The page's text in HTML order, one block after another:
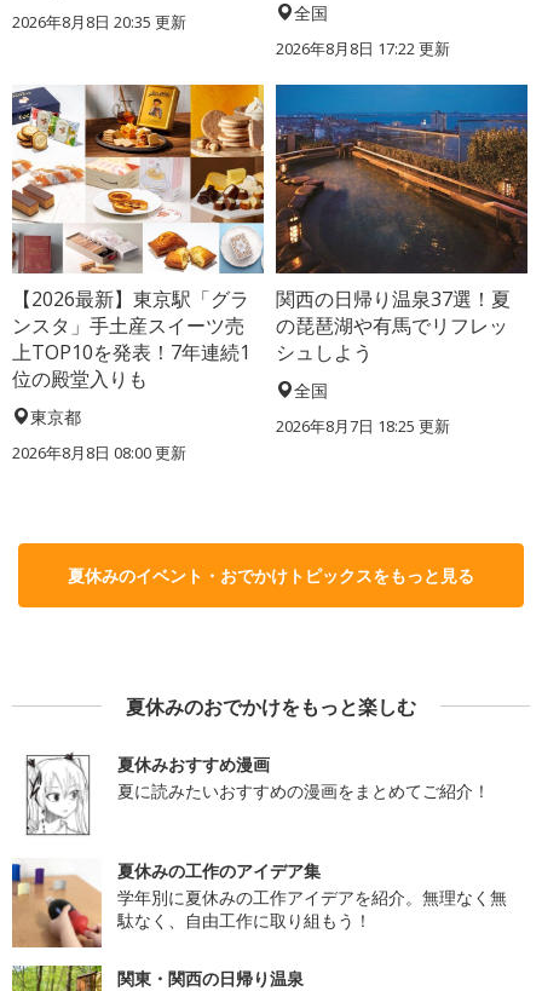
2026年8月8日 20:35 更新 全国
2026年8月8日 17:22更新
【2026最新】東京駅「グラ
ンスタ」手土産スイーツ売
上TOP10を発表！7年連続1
位の殿堂入りも
東京都
2026年8月8日 08:00更新
関西の日帰り温泉37選！夏
の琵琶湖や有馬でリフレッ
シュしよう
全国
2026年8月7日 18:25 更新
夏休みのイベント・おでかけトピックスをもっと見る
夏休みのおでかけをもっと楽しむ
夏休みおすすめ漫画
夏に読みたいおすすめの漫画をまとめてご紹介！
夏休みの工作のアイデア集
学年別に夏休みの工作アイデアを紹介。無理なく無
駄なく、自由工作に取り組もう！
関東・関西の日帰り温泉